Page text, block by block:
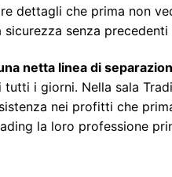
dettagli che prima non
senza
netta linea di
i giorni. Nella sala
nei profitti che
la loro professione